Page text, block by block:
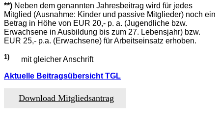
**) Neben dem genannten Jahresbeitrag wird für jedes
Mitglied (Ausnahme: Kinder und passive Mitglieder) noch ein
Betrag in Höhe von EUR 20,- p. a. (Jugendliche bzw.
Erwachsene in Ausbildung bis zum 27. Lebensjahr) bzw.
EUR 25,- p.a. (Erwachsene) für Arbeitseinsatz erhoben.
1)
mit gleicher Anschrift
Aktuelle Beitragsübersicht TGL
Download Mitgliedsantrag